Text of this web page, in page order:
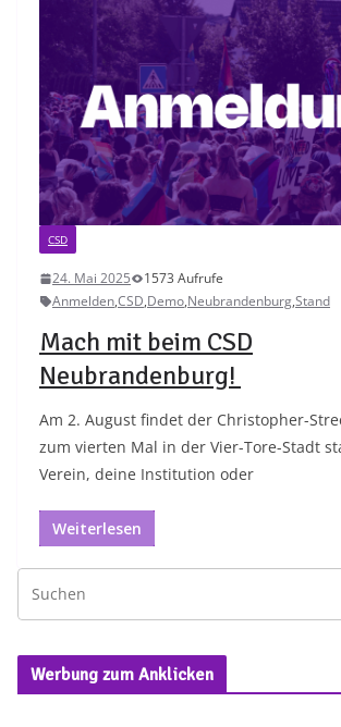
CSD
24. Mai 2025
1573 Aufrufe
Anmelden,CSD,Demo,Neubrandenburg,Stand
Mach mit beim CSD
Neubrandenburg!
Am 2. August findet der Christopher-
zum vierten Mal in der Vier-Tore-Stadt
Verein, deine Institution oder
Weiterlesen
Werbung zum Anklicken